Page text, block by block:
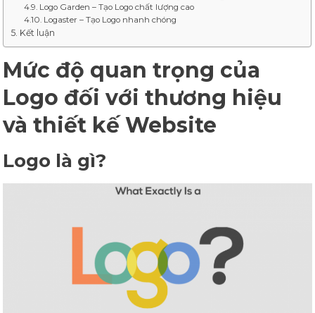
Logo Garden – Tạo Logo chất lượng cao
Logaster – Tạo Logo nhanh chóng
Kết luận
Mức độ quan trọng của
Logo đối với thương hiệu
và thiết kế Website
Logo là gì?